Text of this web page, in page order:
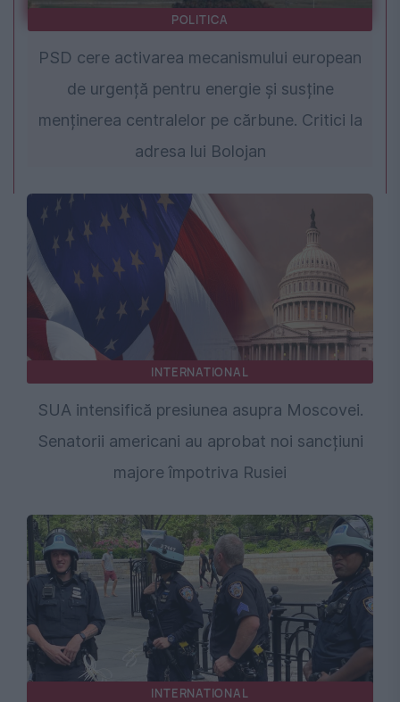
POLITICA
PSD cere activarea mecanismului european
de urgență pentru energie și susține
menținerea centralelor pe cărbune. Critici la
adresa lui Bolojan
INTERNATIONAL
SUA intensifică presiunea asupra Moscovei.
Senatorii americani au aprobat noi sancțiuni
majore împotriva Rusiei
INTERNATIONAL